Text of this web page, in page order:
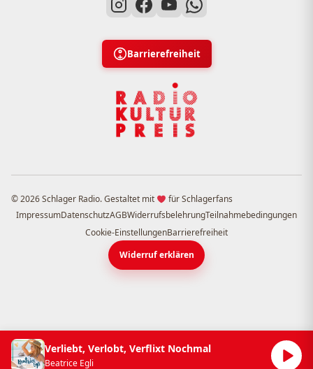
Barrierefreiheit
© 2026 Schlager Radio. Gestaltet mit
für Schlagerfans
ImpressumDatenschutzAGBWiderrufsbelehrungTeilnahmebedingungen
Cookie-EinstellungenBarrierefreiheit
Widerruf erklären
Verliebt, Verlobt, Verflixt Nochmal
Beatrice Egli